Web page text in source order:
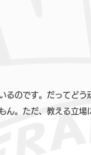
るのです。だってどう
ん。ただ、教える立場